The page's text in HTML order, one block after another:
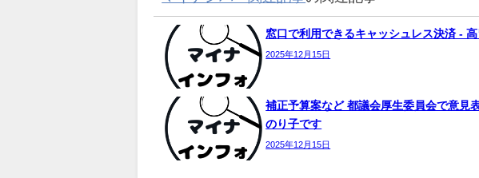
窓口で利用できるキャッシュレス決済 -
2025年12月15日
補正予算案など 都議会厚生委員会で意見
のり子です
2025年12月15日